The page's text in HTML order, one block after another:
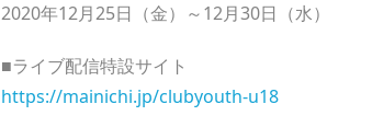
2020年12月25日（金）～12月30日（水）
■ライブ配信特設サイト
https://mainichi.jp/clubyouth-u18